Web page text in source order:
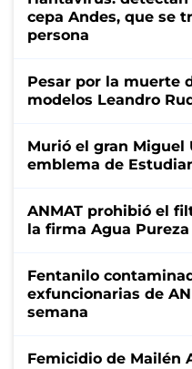
cepa Andes, que se
persona
Pesar por la muerte
modelos Leandro
Murió el gran Miguel
emblema de
ANMAT prohibió el
la firma Agua
Fentanilo
exfuncionarias de
semana
Femicidio de Mailén